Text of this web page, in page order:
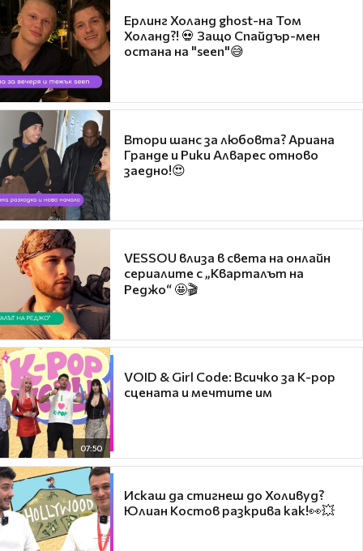
Ерлинг Холанд ghost-на Том
Холанд?! 💀 Защо Спайдър-мен
остана на "seen"😅
Втори шанс за любовта? Ариана
Гранде и Рики Алварес отново
заедно!😍
VESSOU влиза в света на онлайн
сериалите с „Кварталът на
Реджо“ 🤩🎬
07:50
VOID & Girl Code: Всичко за K-pop
сцената и мечтите им
Искаш да стигнеш до Холивуд?
Юлиан Костов разкрива как!👀💥